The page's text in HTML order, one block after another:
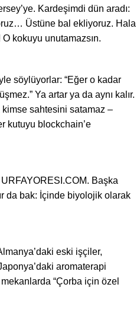
Kardeşimdi dün aradı:
Üstüne bal ekliyoruz. Hala
kokuyu unutamazsın.
söylüyorlar: “Eğer o kadar
Ya artar ya da aynı kalır.
kimse sahtesini satamaz –
kutuyu blockchain’e
Başka
da bak: İçinde biyolojik olarak
eski işçiler,
aromaterapi
“Çorba için özel